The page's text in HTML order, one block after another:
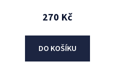
270 Kč
DO KOŠÍKU